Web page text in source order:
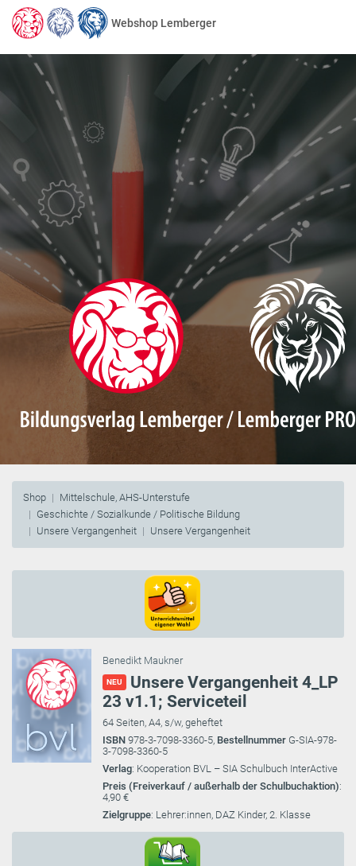
Webshop Lemberger
Shop
Mittelschule, AHS-Unterstufe
Geschichte / Sozialkunde / Politische Bildung
Unsere Vergangenheit
Unsere Vergangenheit
Benedikt Maukner
NEU
Unsere Vergangenheit 4_LP
23 v1.1; Serviceteil
64 Seiten, A4, s/w, geheftet
ISBN 978-3-7098-3360-5, Bestellnummer G-SIA-978-
3-7098-3360-5
Verlag: Kooperation BVL – SIA Schulbuch InterActive
Preis (Freiverkauf / außerhalb der Schulbuchaktion):
4,90 €
Zielgruppe: Lehrer:innen, DAZ Kinder, 2. Klasse